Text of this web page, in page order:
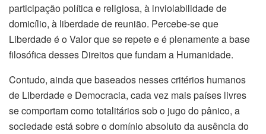
participação política e religiosa, à inviolabilidade de
domicílio, à liberdade de reunião. Percebe-se que
Liberdade é o Valor que se repete e é plenamente a base
filosófica desses Direitos que fundam a Humanidade.
Contudo, ainda que baseados nesses critérios humanos
de Liberdade e Democracia, cada vez mais países livres
se comportam como totalitários sob o jugo do pânico, a
sociedade está sobre o domínio absoluto da ausência do